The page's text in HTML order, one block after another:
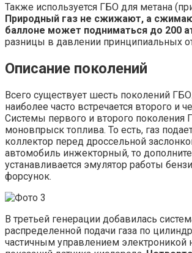
Также используется ГБО для метана
Природный газ не сжижают, а
баллоне может подниматься до 200
разницы в давлении принципиальных
Описание поколений
Всего существует шесть поколений
наиболее часто встречается второго и
Системы первого и второго поколения
моновпрыск топлива. То есть, газ
коллектор перед дроссельной
автомобиль инжекторный, то
устанавливается эмулятор работы
форсунок.
В третьей генерации добавилась
распределенной подачи газа по
частичным управлением электроникой